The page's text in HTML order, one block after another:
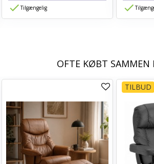
Tilgængelig
OFTE KØBT SAMMEN
TILBUD